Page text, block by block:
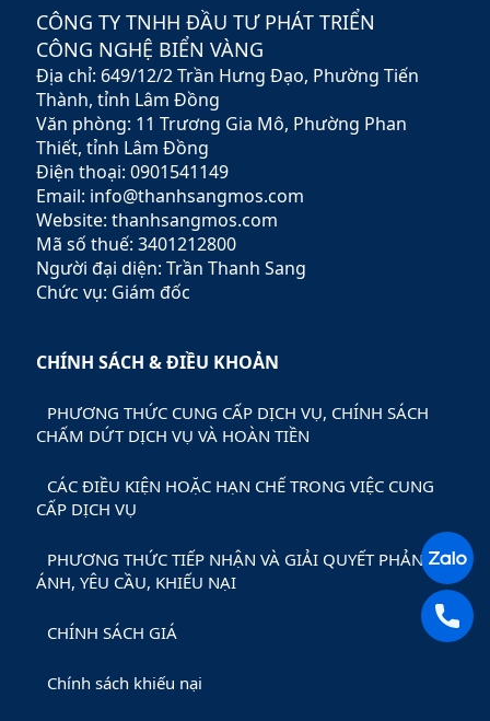
chính vững chắc,
Rubypeace không chỉ cung
cấp các sản phẩm đa dạng
mà còn mang đến các dịch
vụ tư vấn chuyên nghiệp,
giúp khách hàng tối ưu hóa
lợi nhuận và giảm thiểu rủi
ro.
CÔNG TY TNHH ĐẦU TƯ PHÁT TRIỂN
CÔNG NGHỆ BIỂN VÀNG
Địa chỉ: 649/12/2 Trần Hưng Đạo, Phường Tiến
Thành, tỉnh Lâm Đồng
Văn phòng: 11 Trương Gia Mô, Phường Phan
Thiết, tỉnh Lâm Đồng
Điện thoại: 0901541149
Email: info@thanhsangmos.com
Website: thanhsangmos.com
Mã số thuế: 3401212800
Người đại diện: Trần Thanh Sang
Chức vụ: Giám đốc
CHÍNH SÁCH & ĐIỀU KHOẢN
PHƯƠNG THỨC CUNG CẤP DỊCH VỤ, CHÍNH SÁCH
CHẤM DỨT DỊCH VỤ VÀ HOÀN TIỀN
CÁC ĐIỀU KIỆN HOẶC HẠN CHẾ TRONG VIỆC CUNG
CẤP DỊCH VỤ
PHƯƠNG THỨC TIẾP NHẬN VÀ GIẢI QUYẾT PHẢN
ÁNH, YÊU CẦU, KHIẾU NẠI
CHÍNH SÁCH GIÁ
Chính sách khiếu nại